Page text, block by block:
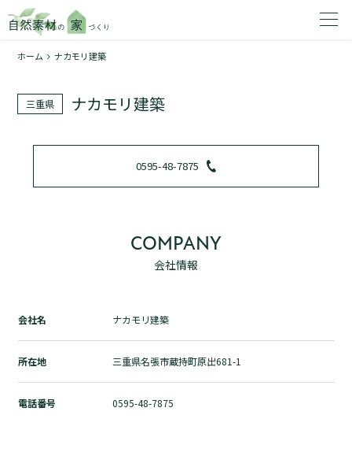
1
トップページ
加盟店検索
自然素材の家づくりとは？
ホーム ナカモリ建築
三重県 ナカモリ建築
0595-48-7875
COMPANY
会社情報
会社名 ナカモリ建築
所在地 三重県名張市蔵持町原出681-1
電話番号 0595-48-7875